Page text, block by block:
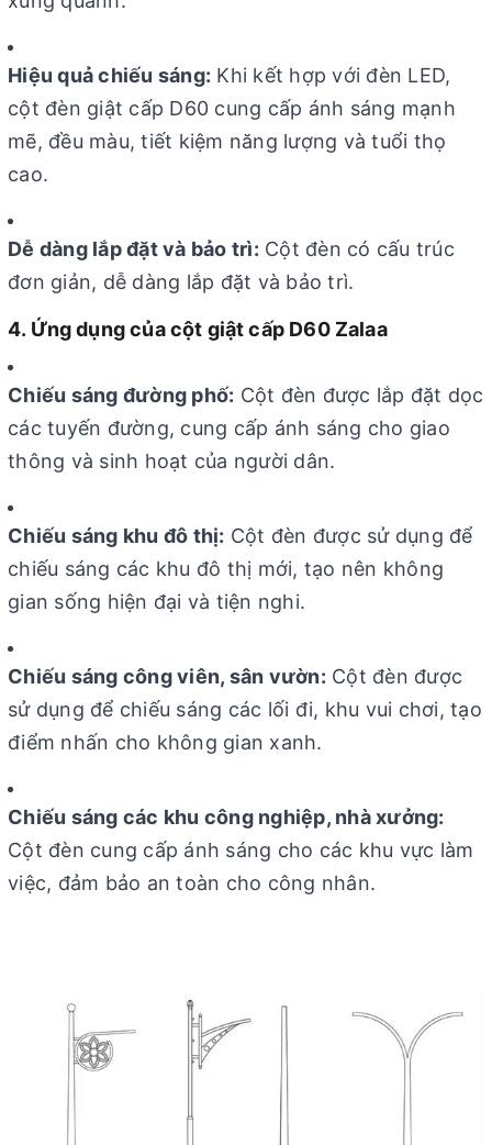
Hiệu quả chiếu sáng: Khi kết hợp với đèn LED,
cột đèn giật cấp D60 cung cấp ánh sáng mạnh
mẽ, đều màu, tiết kiệm năng lượng và tuổi thọ
cao.
Dễ dàng lắp đặt và bảo trì: Cột đèn có cấu trúc
đơn giản, dễ dàng lắp đặt và bảo trì.
4. Ứng dụng của cột giật cấp D60 Zalaa
Chiếu sáng đường phố: Cột đèn được lắp đặt dọc
các tuyến đường, cung cấp ánh sáng cho giao
thông và sinh hoạt của người dân.
Chiếu sáng khu đô thị: Cột đèn được sử dụng để
chiếu sáng các khu đô thị mới, tạo nên không
gian sống hiện đại và tiện nghi.
Chiếu sáng công viên, sân vườn: Cột đèn được
sử dụng để chiếu sáng các lối đi, khu vui chơi, tạo
điểm nhấn cho không gian xanh.
Chiếu sáng các khu công nghiệp, nhà xưởng:
Cột đèn cung cấp ánh sáng cho các khu vực làm
việc, đảm bảo an toàn cho công nhân.